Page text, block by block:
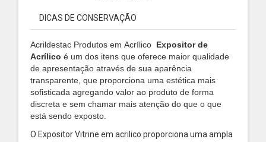
DICAS DE CONSERVAÇÃO
Acrildestac Produtos em Acrílico Expositor de
Acrílico é um dos itens que oferece maior qualidade
de apresentação através de sua aparência
transparente, que proporciona uma estética mais
sofisticada agregando valor ao produto de forma
discreta e sem chamar mais atenção do que o que
está sendo exposto.
O Expositor Vitrine em acrilico proporciona uma ampla